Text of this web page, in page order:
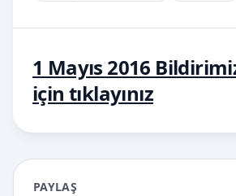
1 Mayıs 2016
için tıklayınız
PAYLAŞ